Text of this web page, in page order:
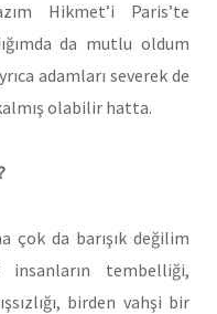
Hikmet’i Paris’te
da mutlu oldum
adamları severek de
olabilir hatta.
çok da barışık değilim
tembelliği,
birden vahşi bir